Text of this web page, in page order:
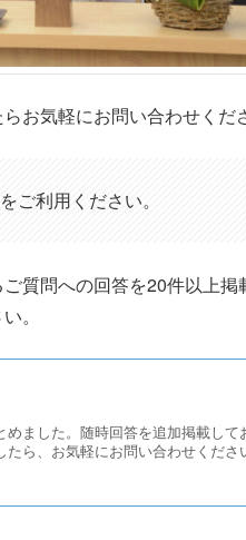
お気軽にお問い合わせくだ
ご利用ください。
質問への回答を20件以上掲
。
ました。随時回答を追加掲載して
ら、お気軽にお問い合わせくださ